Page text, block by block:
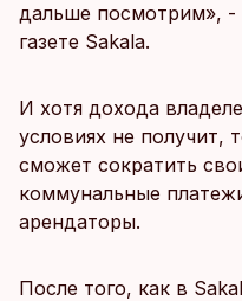
дальше посмотрим», -
газете Sakala.
И хотя дохода
условиях не получит,
сможет сократить
коммунальные
арендаторы.
После того, как в